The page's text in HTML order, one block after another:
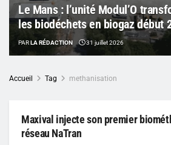
Le Mans : l’unité Modul’O
les biodéchets en biogaz début
PARLA RÉDACTION 31 juillet 2026
Accueil Tag methanisation
Maxival injecte son premier
réseau NaTran